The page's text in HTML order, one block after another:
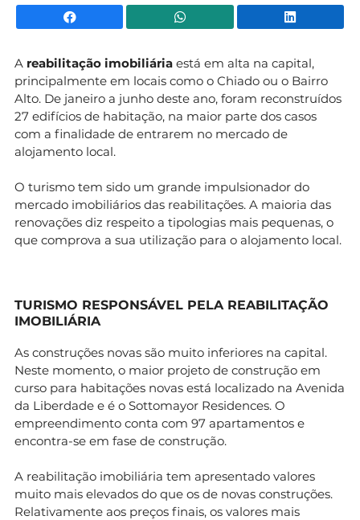
Facebook WhatsApp
A reabilitação imobiliária está em alta na capital,
principalmente em locais como o Chiado ou o Bairro
Alto. De janeiro a junho deste ano, foram reconstruídos
27 edifícios de habitação, na maior parte dos casos
com a finalidade de entrarem no mercado de
alojamento local.
O turismo tem sido um grande impulsionador do
mercado imobiliários das reabilitações. A maioria das
renovações diz respeito a tipologias mais pequenas, o
que comprova a sua utilização para o alojamento local.
TURISMO RESPONSÁVEL PELA REABILITAÇÃO
IMOBILIÁRIA
As construções novas são muito inferiores na capital.
Neste momento, o maior projeto de construção em
curso para habitações novas está localizado na Avenida
da Liberdade e é o Sottomayor Residences. O
empreendimento conta com 97 apartamentos e
encontra-se em fase de construção.
A reabilitação imobiliária tem apresentado valores
muito mais elevados do que os de novas construções.
Relativamente aos preços finais, os valores mais